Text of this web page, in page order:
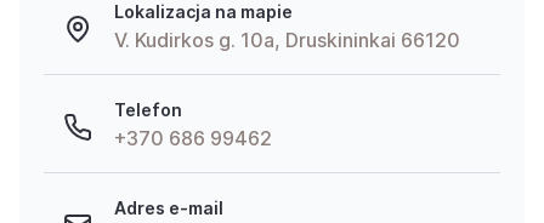
Lokalizacja na mapie
V. Kudirkos g. 10a, Druskininkai 66120
Telefon
+370 686 99462
Adres e-mail